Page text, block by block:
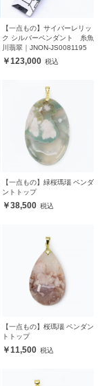
【一点もの】サイバーレリッ
ク シルバーペンダント 糸魚
川翡翠｜JNON-JS0081195
123,000
【一点もの】緑桜瑪瑙 ペンダ
ントトップ
38,500
【一点もの】桜瑪瑙 ペンダン
トトップ
11,500